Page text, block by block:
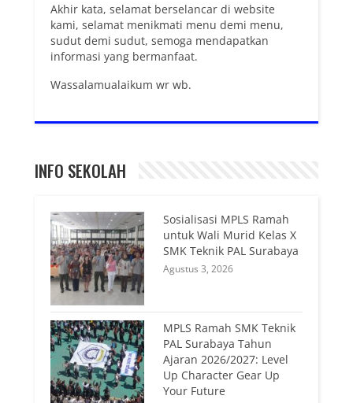
Akhir kata, selamat berselancar di website
kami, selamat menikmati menu demi menu,
sudut demi sudut, semoga mendapatkan
informasi yang bermanfaat.
Wassalamualaikum wr wb.
INFO SEKOLAH
Sosialisasi MPLS Ramah
untuk Wali Murid Kelas X
SMK Teknik PAL Surabaya
Agustus 3, 2026
MPLS Ramah SMK Teknik
PAL Surabaya Tahun
Ajaran 2026/2027: Level
Up Character Gear Up
Your Future